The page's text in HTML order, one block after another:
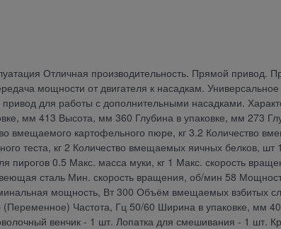
Отличная производительность. Прямой привод.
мощности от двигателя к насадкам.
для работы с дополнительными насадками.
мм 413 Высота, мм 360 Глубина в упаковке, мм 273
вмещаемого картофельного пюре, кг 3.2 Количество
теста, кг 2 Количество вмещаемых яичных белков, шт
пирогов 0.5 Макс. масса муки, кг 1 Макс. скорость
сталь Мин. скорость вращения, об/мин 58
мощность, Вт 300 Объём вмещаемых взбитых
(Переменное) Частота, Гц 50/60 Ширина в упаковке, мм
венчик - 1 шт. Лопатка для смешивания - 1 шт.